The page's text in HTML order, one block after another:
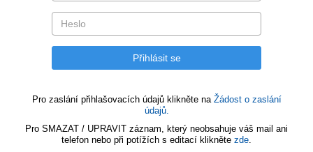
Pro zaslání přihlašovacích údajů klikněte na Žádost o zaslání
údajů.
Pro SMAZAT / UPRAVIT záznam, který neobsahuje váš mail ani
telefon nebo při potížích s editací klikněte zde.